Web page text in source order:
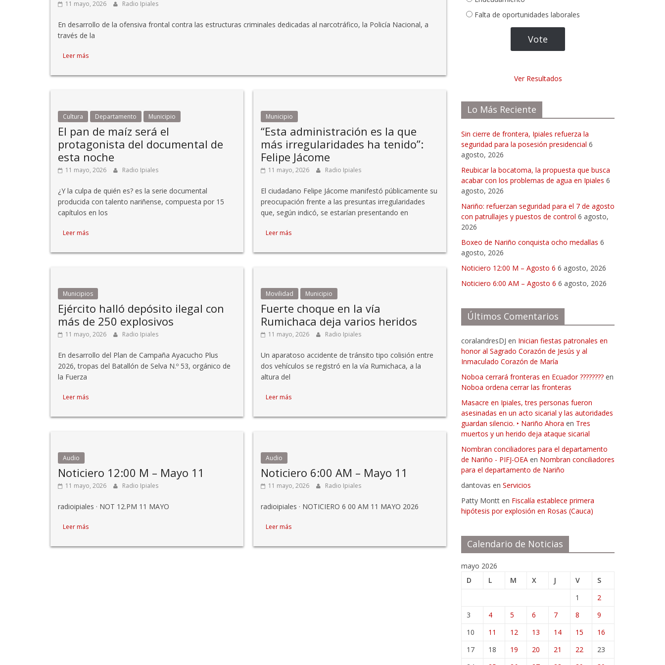
11 mayo, 2026 Radio Ipiales
En desarrollo de la ofensiva frontal contra las estructuras criminales dedicadas al narcotráfico, la Policía Nacional, a
través de la
Leer más
Cultura Departamento Municipio
El pan de maíz será el
protagonista del documental de
esta noche
11 mayo, 2026 Radio Ipiales
¿Y la culpa de quién es? es la serie documental
producida con talento nariñense, compuesta por 15
capítulos en los
Leer más
Municipio
“Esta administración es la que
más irregularidades ha tenido”:
Felipe Jácome
11 mayo, 2026 Radio Ipiales
El ciudadano Felipe Jácome manifestó públicamente su
preocupación frente a las presuntas irregularidades
que, según indicó, se estarían presentando en
Leer más
Municipios
Ejército halló depósito ilegal con
más de 250 explosivos
11 mayo, 2026 Radio Ipiales
En desarrollo del Plan de Campaña Ayacucho Plus
2026, tropas del Batallón de Selva N.º 53, orgánico de
la Fuerza
Leer más
Movilidad Municipio
Fuerte choque en la vía
Rumichaca deja varios heridos
11 mayo, 2026 Radio Ipiales
Un aparatoso accidente de tránsito tipo colisión entre
dos vehículos se registró en la vía Rumichaca, a la
altura del
Leer más
Audio
Noticiero 12:00 M – Mayo 11
11 mayo, 2026 Radio Ipiales
radioipiales · NOT 12.PM 11 MAYO
Leer más
Audio
Noticiero 6:00 AM – Mayo 11
11 mayo, 2026 Radio Ipiales
radioipiales · NOTICIERO 6 00 AM 11 MAYO 2026
Leer más
Falta de oportunidades laborales
Ver Resultados
Lo Más Reciente
Sin cierre de frontera, Ipiales refuerza la
seguridad para la posesión presidencial 6
agosto, 2026
Reubicar la bocatoma, la propuesta que busca
acabar con los problemas de agua en Ipiales 6
agosto, 2026
Nariño: refuerzan seguridad para el 7 de agosto
con patrullajes y puestos de control 6 agosto,
2026
Boxeo de Nariño conquista ocho medallas 6
agosto, 2026
Noticiero 12:00 M – Agosto 6 6 agosto, 2026
Noticiero 6:00 AM – Agosto 6 6 agosto, 2026
Últimos Comentarios
coralandresDJ en Inician fiestas patronales en
honor al Sagrado Corazón de Jesús y al
Inmaculado Corazón de María
Noboa cerrará fronteras en Ecuador ???????? en
Noboa ordena cerrar las fronteras
Masacre en Ipiales, tres personas fueron
asesinadas en un acto sicarial y las autoridades
guardan silencio. ‣ Nariño Ahora en Tres
muertos y un herido deja ataque sicarial
Nombran conciliadores para el departamento
de Nariño - PIFJ-OEA en Nombran conciliadores
para el departamento de Nariño
dantovas en Servicios
Patty Montt en Fiscalía establece primera
hipótesis por explosión en Rosas (Cauca)
Calendario de Noticias
mayo 2026
D
L M X J V
S
1
2
3
4 5 6 7 8
9
10
11 12 13 14 15
16
17
18 19 20 21 22
23